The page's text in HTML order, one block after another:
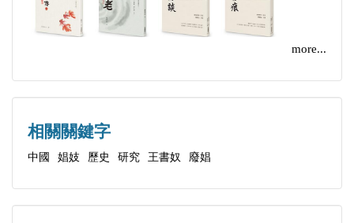
第九節 宋代太學生與娼妓
第十節 宋代娼妓與官賣酒制度
第十四節 遼金元之娼妓
第十五節 元代妓女與曲
第十六節 明代初年之娼妓
第十七節 明中葉以後之娼妓
more...
相關關鍵字
中國 娼妓 歷史 研究 王書奴 廢娼